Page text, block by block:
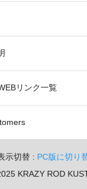
リンク一覧
示切替 : PC版に切り
KRAZY ROD